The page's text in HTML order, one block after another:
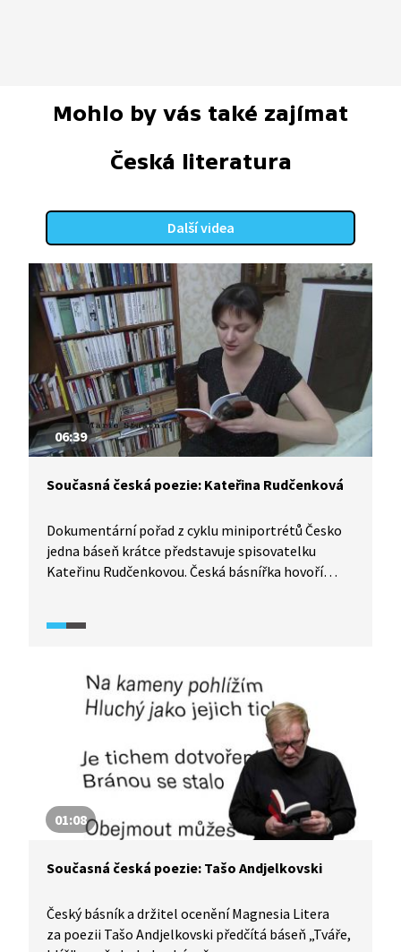
Mohlo by vás také zajímat
Česká literatura
Další videa
06:39
Současná česká poezie: Kateřina Rudčenková
Dokumentární pořad z cyklu miniportrétů Česko
jedna báseň krátce představuje spisovatelku
Kateřinu Rudčenkovou. Česká básnířka hovoří
Prezentuje také dva významné autory, které
Hejdu a Marii Šťastnou.
01:08
Současná česká poezie: Tašo Andjelkovski
Český básník a držitel ocenění Magnesia Litera
za poezii Tašo Andjelkovski předčítá báseň „Tváře,